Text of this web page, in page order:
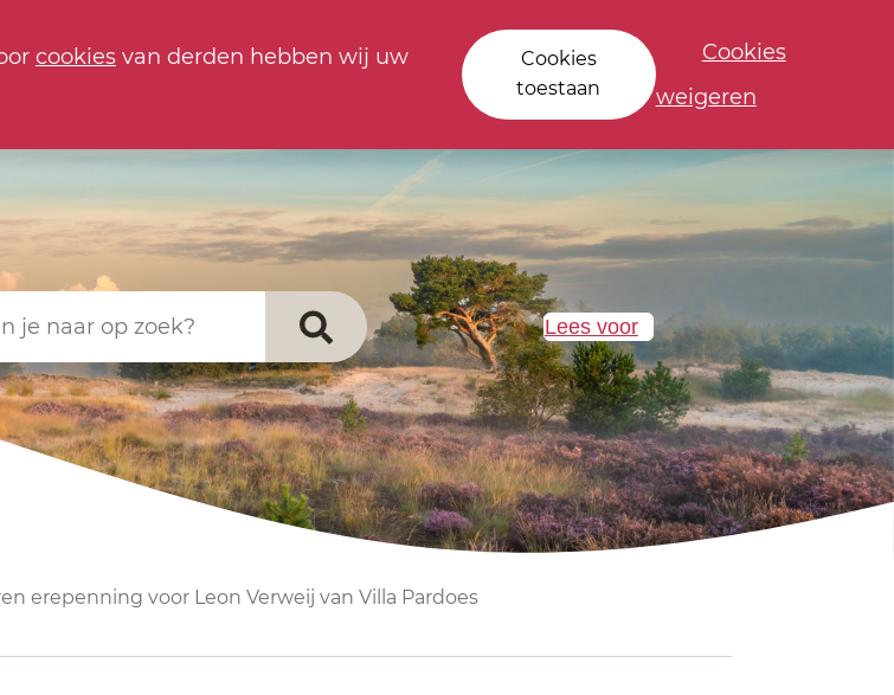
cookies van derden hebben wij uw
Cookies
toestaan
Cookies
weigeren
naar op zoek?
Lees voor
erepenning voor Leon Verweij van Villa Pardoes